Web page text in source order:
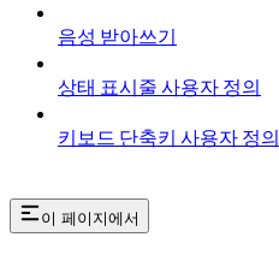
음성 받아쓰기
상태 표시줄 사용자 정의
키보드 단축키 사용자 정의
이 페이지에서